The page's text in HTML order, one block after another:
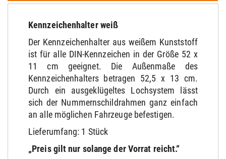
Kennzeichenhalter weiß
Der Kennzeichenhalter aus weißem Kunststoff
ist für alle DIN-Kennzeichen in der Größe 52 x
11 cm geeignet. Die Außenmaße des
Kennzeichenhalters betragen 52,5 x 13 cm.
Durch ein ausgeklügeltes Lochsystem lässt
sich der Nummernschildrahmen ganz einfach
an alle möglichen Fahrzeuge befestigen.
Lieferumfang: 1 Stück
„Preis gilt nur solange der Vorrat reicht.“